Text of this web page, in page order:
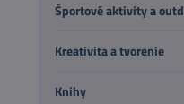
Športové aktivity a
Kreativita a tvorenie
Knihy